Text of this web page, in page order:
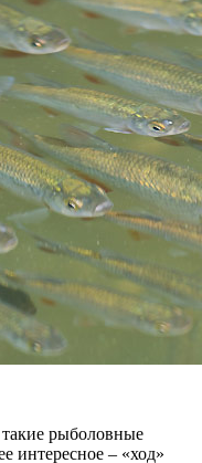
рыболовные
интересное – «ход»